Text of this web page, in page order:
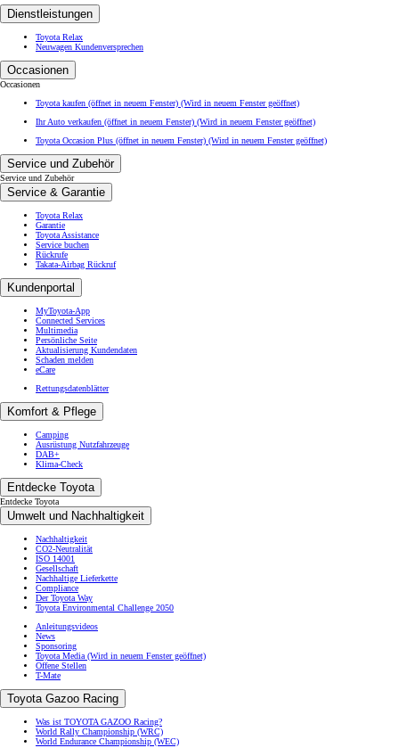
Dienstleistungen
Toyota Relax
Neuwagen Kundenversprechen
Occasionen
Occasionen
Toyota kaufen (öffnet in neuem Fenster) (Wird in neuem Fenster geöffnet)
Ihr Auto verkaufen (öffnet in neuem Fenster) (Wird in neuem Fenster geöffnet)
Toyota Occasion Plus (öffnet in neuem Fenster) (Wird in neuem Fenster geöffnet)
Service und Zubehör
Service und Zubehör
Service & Garantie
Toyota Relax
Garantie
Toyota Assistance
Service buchen
Rückrufe
Takata-Airbag Rückruf
Kundenportal
MyToyota-App
Connected Services
Multimedia
Persönliche Seite
Aktualisierung Kundendaten
Schaden melden
eCare
Rettungsdatenblätter
Komfort & Pflege
Camping
Ausrüstung Nutzfahrzeuge
DAB+
Klima-Check
Entdecke Toyota
Entdecke Toyota
Umwelt und Nachhaltigkeit
Nachhaltigkeit
CO2-Neutralität
ISO 14001
Gesellschaft
Nachhaltige Lieferkette
Compliance
Der Toyota Way
Toyota Environmental Challenge 2050
Anleitungsvideos
News
Sponsoring
Toyota Media (Wird in neuem Fenster geöffnet)
Offene Stellen
T-Mate
Toyota Gazoo Racing
Was ist TOYOTA GAZOO Racing?
World Rally Championship (WRC)
World Endurance Championship (WEC)